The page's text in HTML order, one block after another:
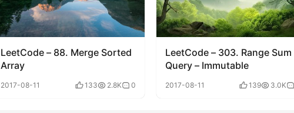
LeetCode – 88. Merge Sorted
Array
2017-08-11 133 2.8K 0
LeetCode – 303. Range Sum
Query – Immutable
2017-08-11 139 3.0K